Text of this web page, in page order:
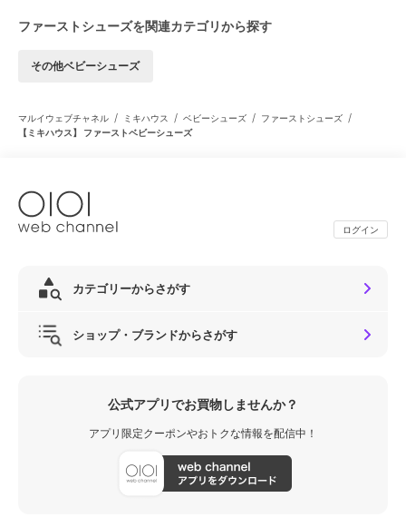
ファーストシューズを関連カテゴリから探す
その他ベビーシューズ
マルイウェブチャネル / ミキハウス / ベビーシューズ / ファーストシューズ /
【ミキハウス】 ファーストベビーシューズ
ログイン
カテゴリーからさがす
ショップ・ブランドからさがす
公式アプリでお買物しませんか？
アプリ限定クーポンやおトクな情報を配信中！